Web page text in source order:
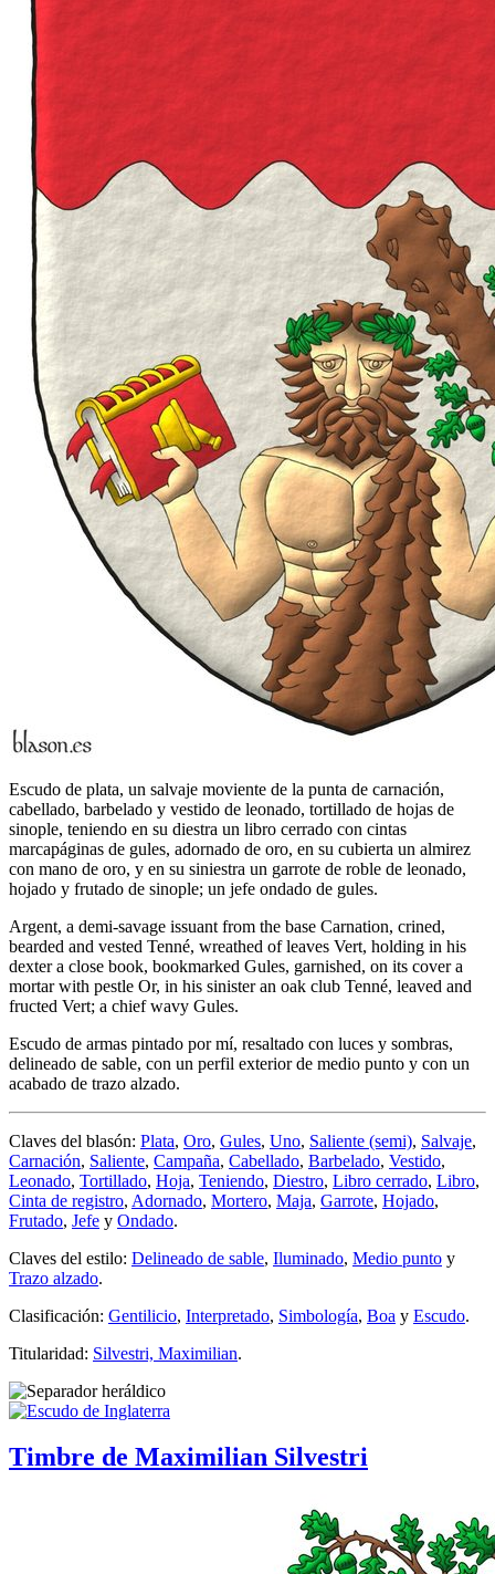
Escudo de plata, un salvaje moviente de la punta de carnación,
cabellado, barbelado y vestido de leonado, tortillado de hojas de
sinople, teniendo en su diestra un libro cerrado con cintas
marcapáginas de gules, adornado de oro, en su cubierta un almirez
con mano de oro, y en su siniestra un garrote de roble de leonado,
hojado y frutado de sinople; un jefe ondado de gules.
Argent, a demi-savage issuant from the base Carnation, crined,
bearded and vested Tenné, wreathed of leaves Vert, holding in his
dexter a close book, bookmarked Gules, garnished, on its cover a
mortar with pestle Or, in his sinister an oak club Tenné, leaved and
fructed Vert; a chief wavy Gules.
Escudo de armas pintado por mí, resaltado con luces y sombras,
delineado de sable, con un perfil exterior de medio punto y con un
acabado de trazo alzado.
Claves del blasón: Plata, Oro, Gules, Uno, Saliente (semi), Salvaje,
Carnación, Saliente, Campaña, Cabellado, Barbelado, Vestido,
Leonado, Tortillado, Hoja, Teniendo, Diestro, Libro cerrado, Libro,
Cinta de registro, Adornado, Mortero, Maja, Garrote, Hojado,
Frutado, Jefe y Ondado.
Claves del estilo: Delineado de sable, Iluminado, Medio punto y
Trazo alzado.
Clasificación: Gentilicio, Interpretado, Simbología, Boa y Escudo.
Titularidad: Silvestri, Maximilian.
Timbre de Maximilian Silvestri